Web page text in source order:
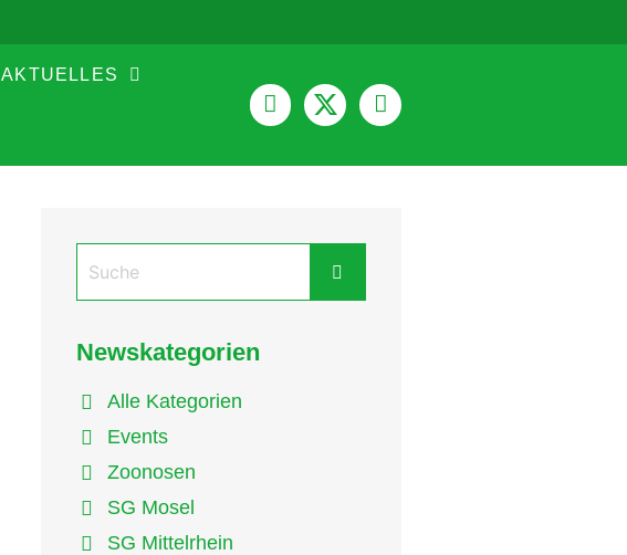
AKTUELLES
Newskategorien
Alle Kategorien
Events
Zoonosen
SG Mosel
SG Mittelrhein